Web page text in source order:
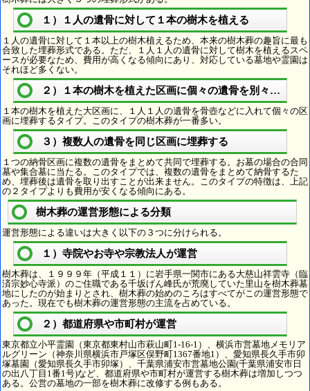
１）１人の遺骨に対して１本の樹木を植える
１人の遺骨に対して１本以上の樹木植えるため、本来の樹木葬の趣旨に最も
合致した埋葬形式である。ただ、１人１人の遺骨に対して樹木を植えるスペ
ースが必要なため、費用が高くなる傾向にあり、対応している墓地や霊園は
それほど多くない。
２）１本の樹木を植えた区画に個々の遺骨を別々に埋葬
１本の樹木を植えた大区画に、１人１人の遺骨を骨壺などに入れて個々の区
画に埋葬するタイプ。このタイプの樹木葬が一番多い。
３）複数人の遺骨を同じ区画に埋葬する
１つの納骨区画に複数の遺骨をまとめて共同で埋葬する。お墓の場合の合同
墓や集合墓に当たる。このタイプでは、複数の遺骨をまとめて納骨するた
め、埋葬後は遺骨を取り出すことが出来ません。このタイプの特徴は、上記
の２タイプよりも費用が安くなる傾向にある。
樹木葬の運営形態による分類
運営形態による違いは大きく以下の３つに分けられる。
１）寺院やお寺や宗教法人が運営
樹木葬は、１９９９年（平成１１）に岩手県一関市にある大慈山祥雲寺（臨
済宗妙心寺派）のご住職である千坂げん峰氏が荒廃していた里山を樹木葬墓
地にしたのが始まりとされ、樹木葬の始めのころはすべてがこの運営形態で
あった。現在でも樹木葬の運営形態の主流を占めている。
２）都道府県や市町村が運営
東京都立小平霊園（東京都東村山市萩山町1-16-1）、横浜市営墓地メモリア
ルグリーン（神奈川県横浜市戸塚区俣野町1367番地1）、愛知県長久手市卯
塚墓園（愛知県長久手市卯塚）、千葉県浦安市営墓地公園(千葉県浦安市日
の出八丁目1番1号)など、都道府県や市町村が運営する樹木葬は増加しつつ
ある。公営の墓地の一部を樹木葬に改修する例もある。